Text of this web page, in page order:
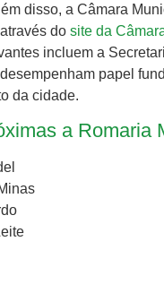
disso, a Câmara
do site da
incluem a
papel
da cidade.
a Romaria